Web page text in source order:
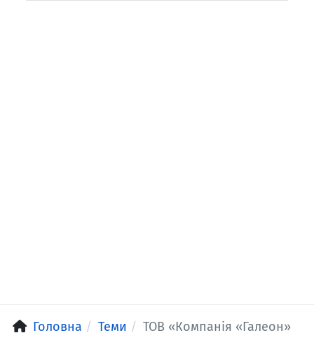
Головна Теми ТОВ «Компанія «Галеон»